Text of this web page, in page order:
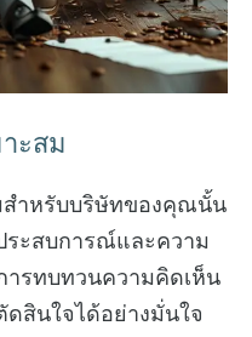
ะสม
ำหรับบริษัทของคุณนั้น
ะสบการณ์และความ
ารทบทวนความคิดเห็น
สินใจได้อย่างมั่นใจ